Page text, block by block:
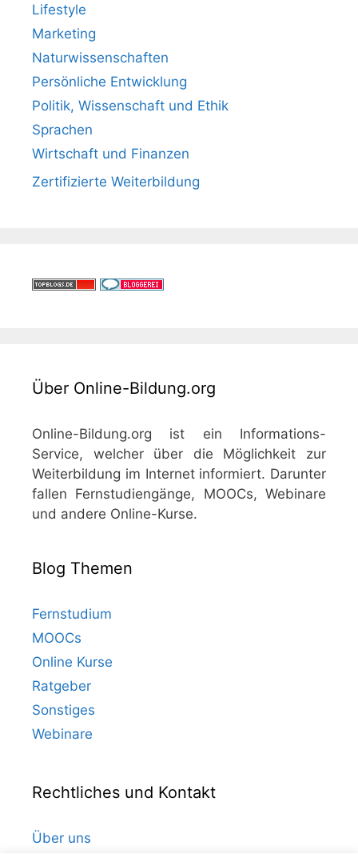
Lifestyle
Marketing
Naturwissenschaften
Persönliche Entwicklung
Politik, Wissenschaft und Ethik
Sprachen
Wirtschaft und Finanzen
Zertifizierte Weiterbildung
Über Online-Bildung.org
Online-Bildung.org ist ein Informations-
Service, welcher über die Möglichkeit zur
Weiterbildung im Internet informiert. Darunter
fallen Fernstudiengänge, MOOCs, Webinare
und andere Online-Kurse.
Blog Themen
Fernstudium
MOOCs
Online Kurse
Ratgeber
Sonstiges
Webinare
Rechtliches und Kontakt
Über uns